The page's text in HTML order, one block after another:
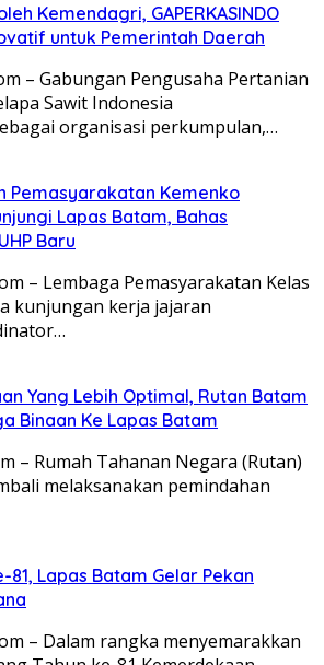
Kemendagri, GAPERKASINDO
untuk Pemerintah Daerah
– Gabungan Pengusaha Pertanian
Sawit Indonesia
organisasi perkumpulan,…
Pemasyarakatan Kemenko
Lapas Batam, Bahas
Baru
– Lembaga Pemasyarakatan Kelas
kunjungan kerja jajaran
Yang Lebih Optimal, Rutan Batam
Binaan Ke Lapas Batam
– Rumah Tahanan Negara (Rutan)
melaksanakan pemindahan
81, Lapas Batam Gelar Pekan
– Dalam rangka menyemarakkan